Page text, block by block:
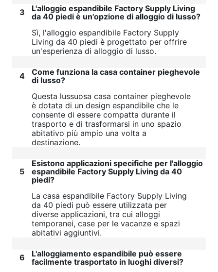
3
L'alloggio espandibile Factory Supply Living
da 40 piedi è un'opzione di alloggio di lusso?
Sì, l'alloggio espandibile Factory Supply
Living da 40 piedi è progettato per offrire
un'esperienza di alloggio di lusso.
4
Come funziona la casa container pieghevole
di lusso?
Questa lussuosa casa container pieghevole
è dotata di un design espandibile che le
consente di essere compatta durante il
trasporto e di trasformarsi in uno spazio
abitativo più ampio una volta a
destinazione.
5
Esistono applicazioni specifiche per l'alloggio
espandibile Factory Supply Living da 40
piedi?
La casa espandibile Factory Supply Living
da 40 piedi può essere utilizzata per
diverse applicazioni, tra cui alloggi
temporanei, case per le vacanze e spazi
abitativi aggiuntivi.
6
L'alloggiamento espandibile può essere
facilmente trasportato in luoghi diversi?